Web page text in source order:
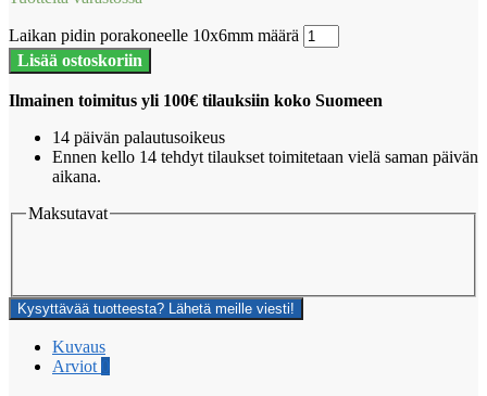
Laikan pidin porakoneelle 10x6mm määrä
Lisää ostoskoriin
Ilmainen toimitus yli 100€ tilauksiin koko Suomeen
14 päivän palautusoikeus
Ennen kello 14 tehdyt tilaukset toimitetaan vielä saman päivän
aikana.
Maksutavat
Kysyttävää tuotteesta? Lähetä meille viesti!
Kuvaus
Arviot 0